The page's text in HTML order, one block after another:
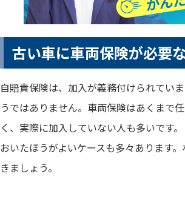
古い車に車両保険が必要
自賠責保険は、加入が義務付けられてい
うではありません。車両保険はあくまで
く、実際に加入していない人も多いです
おいたほうがよいケースも多々あります
きましょう。